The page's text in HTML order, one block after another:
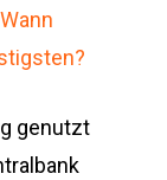
genutzt